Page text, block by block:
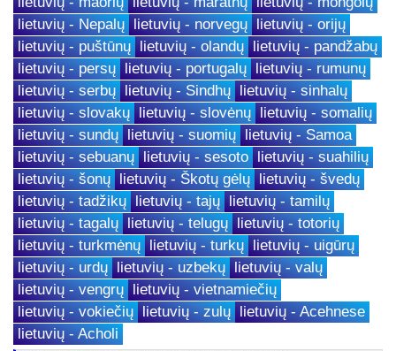
lietuvių - Nepalų lietuvių - norvegų lietuvių - orijų
lietuvių - puštūnų lietuvių - olandų lietuvių - pandžabų
lietuvių - persų lietuvių - portugalų lietuvių - rumunų
lietuvių - serbų lietuvių - Sindhų lietuvių - sinhalų
lietuvių - slovakų lietuvių - slovėnų lietuvių - somalių
lietuvių - sundų lietuvių - suomių lietuvių - Samoa
lietuvių - sebuanų lietuvių - sesoto lietuvių - suahilių
lietuvių - šonų lietuvių - Škotų gėlų lietuvių - švedų
lietuvių - tadžikų lietuvių - tajų lietuvių - tamilų
lietuvių - tagalų lietuvių - telugų lietuvių - totorių
lietuvių - turkmėnų lietuvių - turkų lietuvių - uigūrų
lietuvių - urdų lietuvių - uzbekų lietuvių - valų
lietuvių - vengrų lietuvių - vietnamiečių
lietuvių - vokiečių lietuvių - zulų lietuvių - Acehnese
lietuvių - Acholi